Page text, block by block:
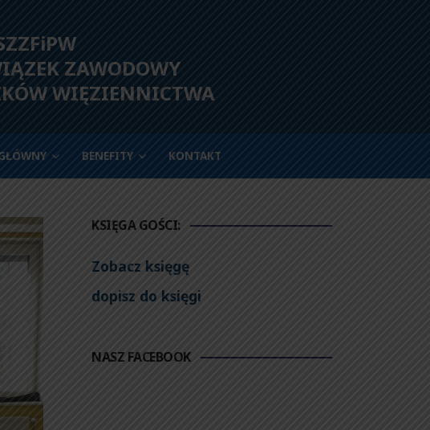
ZAWODOWY
WIĘZIENNICTWA
BENEFITY KONTAKT
KSIĘGA GOŚCI:
Zobacz księgę
dopisz do księgi
NASZ FACEBOOK